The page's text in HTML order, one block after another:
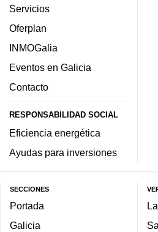
Servicios
Oferplan
INMOGalia
Eventos en Galicia
Contacto
RESPONSABILIDAD SOCIAL
Eficiencia energética
Ayudas para inversiones
SECCIONES
Portada
Galicia